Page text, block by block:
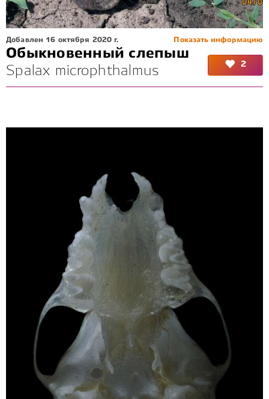
Показать информацию
Добавлен 16 октября 2020 г.
Обыкновенный слепыш
Spalax microphthalmus
2